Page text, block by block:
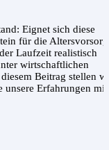
Eignet sich diese
für die
Laufzeit realistisch
wirtschaftlichen
Beitrag stellen
Erfahrungen mit